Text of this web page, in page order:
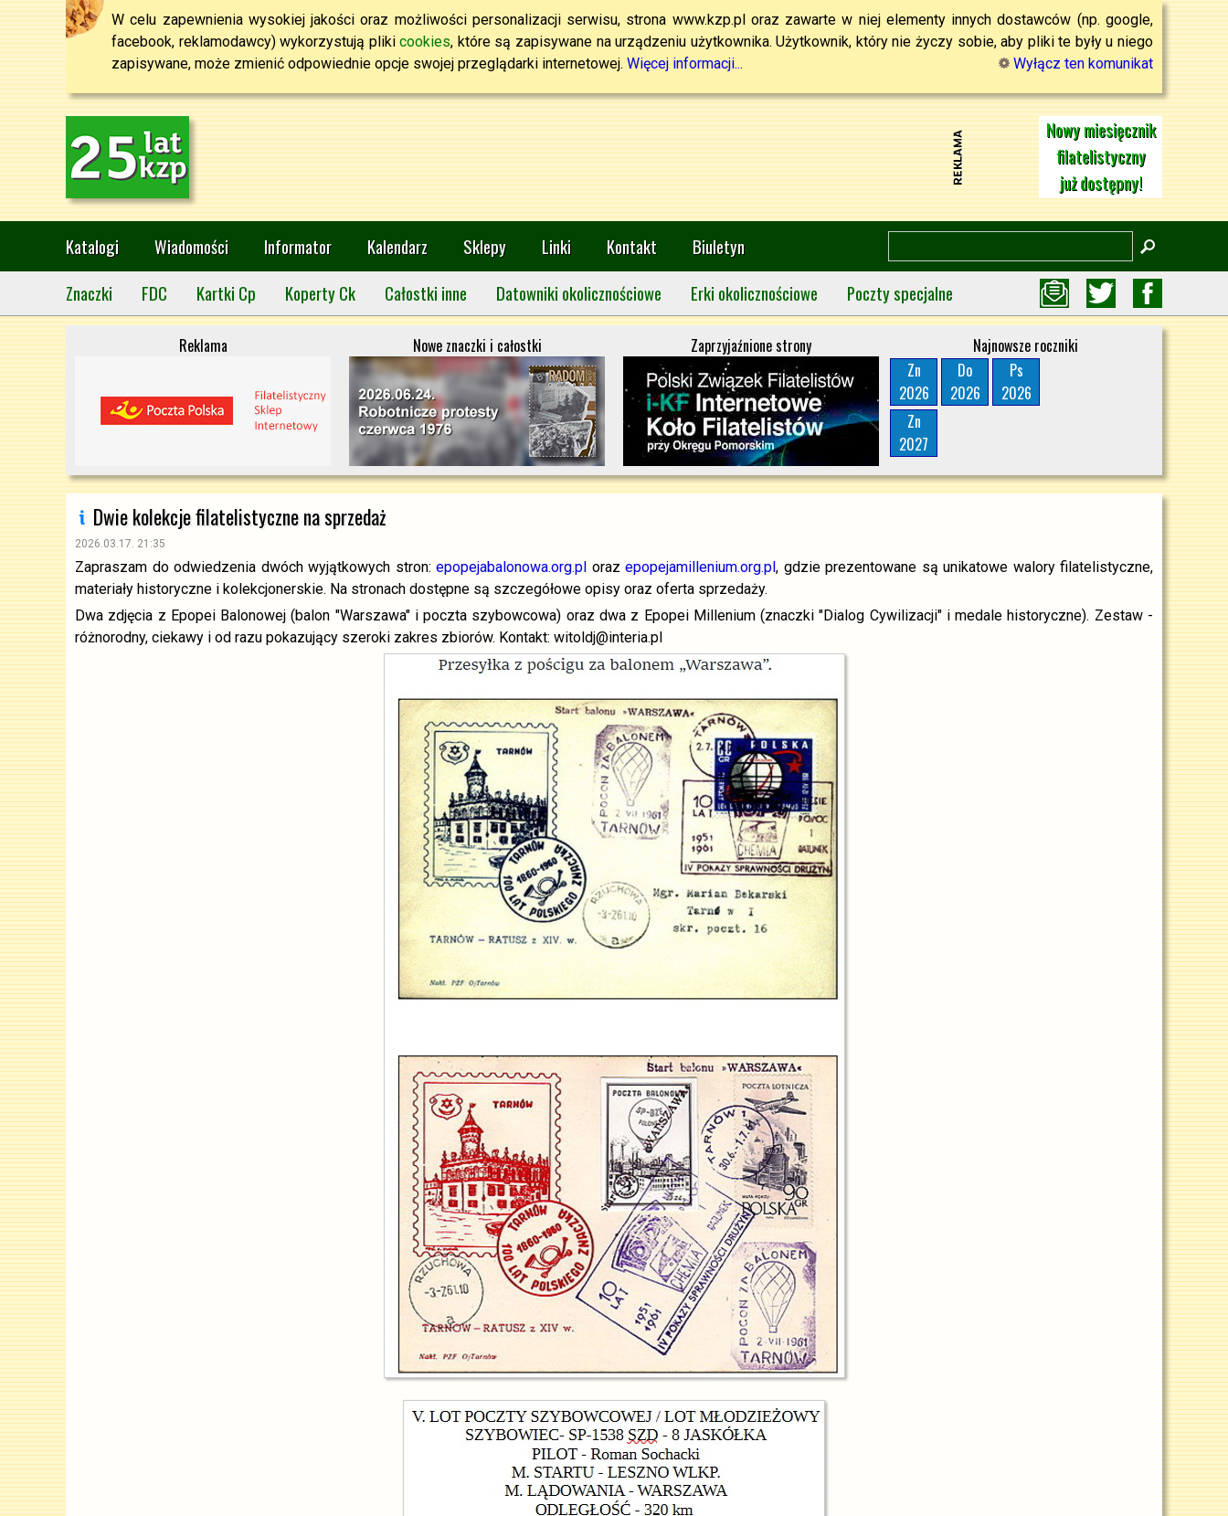
W celu zapewnienia wysokiej jakości oraz możliwości personalizacji serwisu, strona www.kzp.pl oraz zawarte w niej elementy innych dostawców (np. google,
facebook, reklamodawcy) wykorzystują plikicookies, które są zapisywane na urządzeniu użytkownika. Użytkownik, który nie życzy sobie, aby pliki te były u niego
zapisywane, może zmienić odpowiednie opcje swojej przeglądarki internetowej. Więcej informacji... Wyłącz ten komunikat
Nowy miesięcznik
filatelistyczny
już dostępny!
Katalogi Wiadomości Informator Kalendarz Sklepy Linki Kontakt
Biuletyn
Znaczki
FDC Kartki Cp Koperty Ck Całostki inne Datowniki okolicznościowe Erki okolicznościowe Poczty specjalne
Reklama Nowe znaczki i całostki Zaprzyjaźnione strony
Najnowsze roczniki
Zn
2026
Do
2026
Ps
2026
Zn
2027
Dwie kolekcje filatelistyczne na sprzedaż
2026.03.17. 21:35
Zapraszam do odwiedzenia dwóch wyjątkowych stron: epopejabalonowa.org.pl oraz epopejamillenium.org.pl, gdzie prezentowane są unikatowe walory filatelistyczne,
materiały historyczne i kolekcjonerskie. Na stronach dostępne są szczegółowe opisy oraz oferta sprzedaży.
Dwa zdjęcia z Epopei Balonowej (balon "Warszawa" i poczta szybowcowa) oraz dwa z Epopei Millenium (znaczki "Dialog Cywilizacji" i medale historyczne). Zestaw -
różnorodny, ciekawy i od razu pokazujący szeroki zakres zbiorów. Kontakt: witoldj@interia.pl